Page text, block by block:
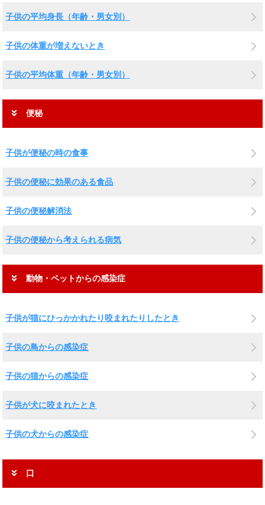
子供の平均身長（年齢・男女別）
子供の体重が増えないとき
子供の平均体重（年齢・男女別）
便秘
子供が便秘の時の食事
子供の便秘に効果のある食品
子供の便秘解消法
子供の便秘から考えられる病気
動物・ペットからの感染症
子供が猫にひっかかれたり咬まれたりしたとき
子供の鳥からの感染症
子供の猫からの感染症
子供が犬に咬まれたとき
子供の犬からの感染症
口